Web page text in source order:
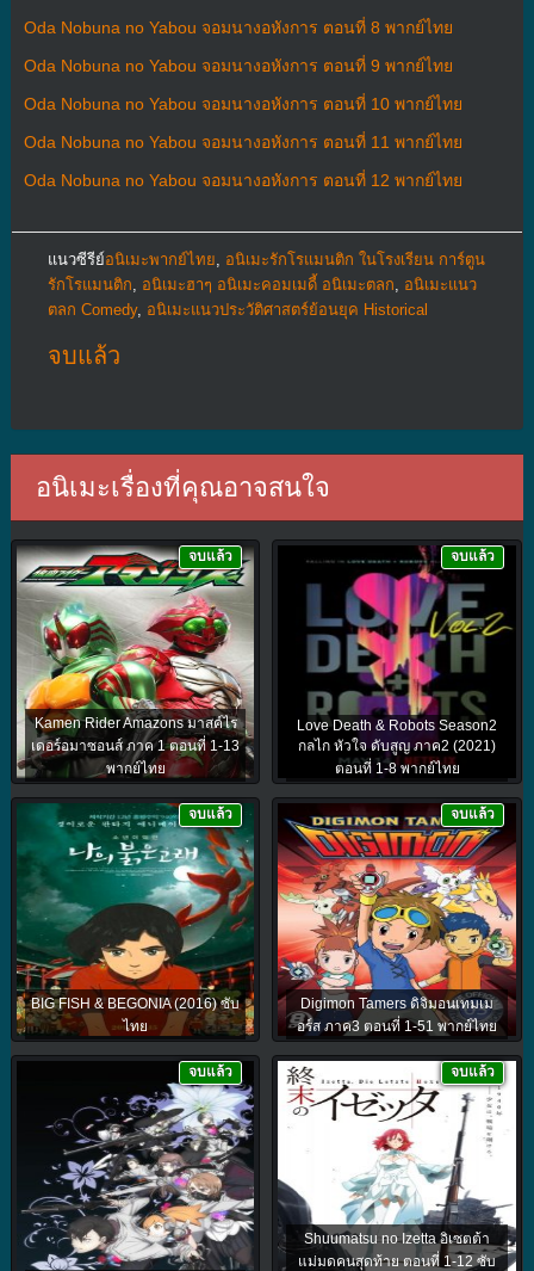
Oda Nobuna no Yabou จอมนางอหังการ ตอนที่ 8 พากย์ไทย
Oda Nobuna no Yabou จอมนางอหังการ ตอนที่ 9 พากย์ไทย
Oda Nobuna no Yabou จอมนางอหังการ ตอนที่ 10 พากย์ไทย
Oda Nobuna no Yabou จอมนางอหังการ ตอนที่ 11 พากย์ไทย
Oda Nobuna no Yabou จอมนางอหังการ ตอนที่ 12 พากย์ไทย
แนวซีรีย์อนิเมะพากย์ไทย
อนิเมะรักโรแมนติก ในโรงเรียน การ์ตูน
รักโรแมนติก
อนิเมะฮาๆ อนิเมะคอมเมดี้ อนิเมะตลก
อนิเมะแนว
ตลก Comedy, อนิเมะแนวประวัติศาสตร์ย้อนยุค Historical
จบแล้ว
อนิเมะเรื่องที่คุณอาจสนใจ
Kamen Rider Amazons มาสค์ไร
เดอร์อมาซอนส์ ภาค 1 ตอนที่ 1-13
พากย์ไทย
จบแล้ว
Love Death & Robots Season2
กลไก หัวใจ ดับสูญ ภาค2 (2021)
ตอนที่ 1-8 พากย์ไทย
จบแล้ว
BIG FISH & BEGONIA (2016) ซับ
ไทย
จบแล้ว
Digimon Tamers ดิจิมอนเทมเม
อร์ส ภาค3 ตอนที่ 1-51 พากย์ไทย
จบแล้ว
จบแล้ว
Shuumatsu no Izetta อิเซตต้า
แม่มดคนสุดท้าย ตอนที่ 1-12 ซับ
จบแล้ว